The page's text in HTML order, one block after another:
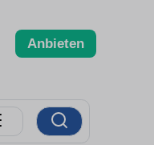
Anbieten